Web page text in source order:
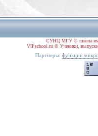
СУНЦ МГУ © школа
VIPschool.ru © Ученики,
Партнеры: функции